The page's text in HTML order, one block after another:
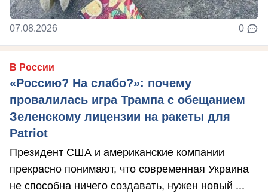
07.08.2026 0
В России
«Россию? На слабо?»: почему
провалилась игра Трампа с обещанием
Зеленскому лицензии на ракеты для
Patriot
Президент США и американские компании
прекрасно понимают, что современная Украина
не способна ничего создавать, нужен новый ...